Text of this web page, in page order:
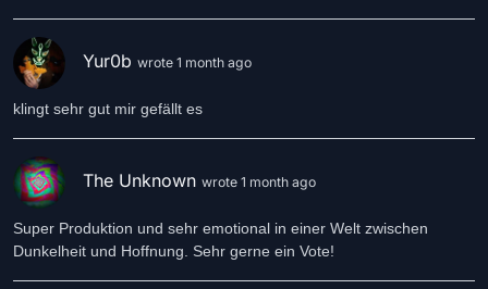
Yur0b wrote 1 month ago
The Unknown wrote 1 month ago
Super Produktion und sehr emotional in einer Welt zwischen
Dunkelheit und Hoffnung. Sehr gerne ein Vote!